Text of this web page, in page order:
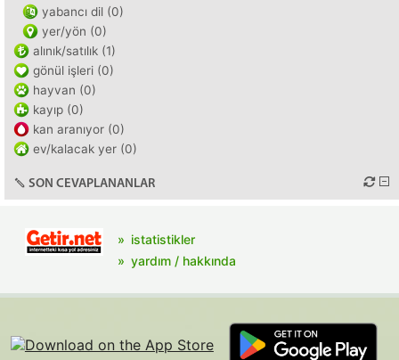
yabancı dil (0)
yer/yön (0)
alınık/satılık (1)
gönül işleri (0)
hayvan (0)
kayıp (0)
kan aranıyor (0)
ev/kalacak yer (0)
SON CEVAPLANANLAR
istatistikler
yardım / hakkında